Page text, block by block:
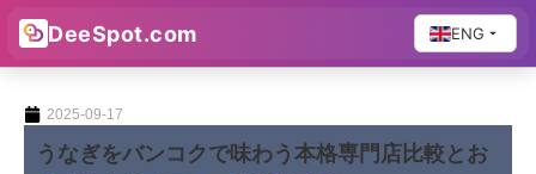
DeeSpot.com ENG
2025-09-17
うなぎをバンコクで味わう本格専門店比較とお